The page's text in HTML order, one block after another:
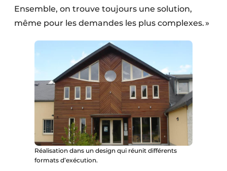
Ensemble, on trouve toujours une solution,
même pour les demandes les plus complexes. »
Réalisation dans un design qui réunit différents
formats d’exécution.